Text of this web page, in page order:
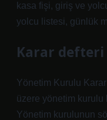
kasa fişi, giriş ve
yolcu listesi, günlük
Karar defteri
Yönetim Kurulu Karar
üzere yönetim kurulu
Yönetim kurulunun